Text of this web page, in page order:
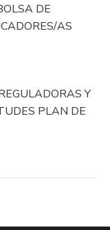
DE
AS
Y
PLAN DE